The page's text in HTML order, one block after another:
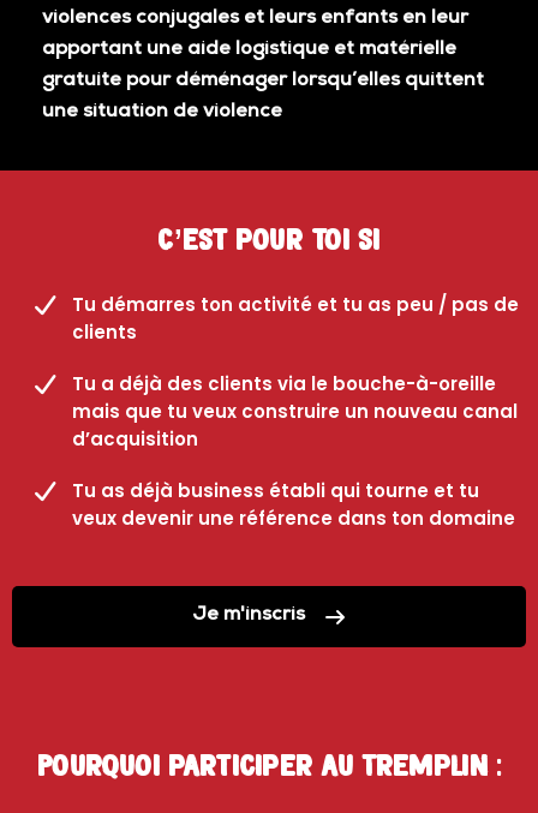
violences conjugales et leurs enfants en leur
apportant une aide logistique et matérielle
gratuite pour déménager lorsqu’elles quittent
une situation de violence
C’est pour toi si
Tu démarres ton activité et tu as peu / pas de
clients
Tu a déjà des clients via le bouche-à-oreille
mais que tu veux construire un nouveau canal
d’acquisition
Tu as déjà business établi qui tourne et tu
veux devenir une référence dans ton domaine
Je m'inscris
Pourquoi participer au Tremplin :